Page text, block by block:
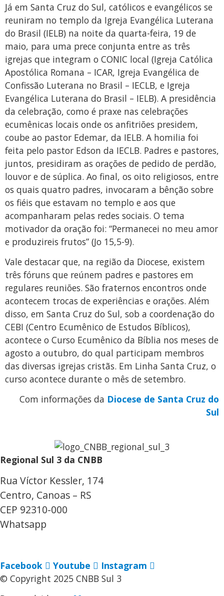
Já em Santa Cruz do Sul, católicos e evangélicos se
reuniram no templo da Igreja Evangélica Luterana
do Brasil (IELB) na noite da quarta-feira, 19 de
maio, para uma prece conjunta entre as três
igrejas que integram o CONIC local (Igreja Católica
Apostólica Romana – ICAR, Igreja Evangélica de
Confissão Luterana no Brasil – IECLB, e Igreja
Evangélica Luterana do Brasil – IELB). A presidência
da celebração, como é praxe nas celebrações
ecumênicas locais onde os anfitriões presidem,
coube ao pastor Edemar, da IELB. A homilia foi
feita pelo pastor Edson da IECLB. Padres e pastores,
juntos, presidiram as orações de pedido de perdão,
louvor e de súplica. Ao final, os oito religiosos, entre
os quais quatro padres, invocaram a bênção sobre
os fiéis que estavam no templo e aos que
acompanharam pelas redes sociais. O tema
motivador da oração foi: “Permanecei no meu amor
e produzireis frutos” (Jo 15,5-9).
Vale destacar que, na região da Diocese, existem
três fóruns que reúnem padres e pastores em
regulares reuniões. São fraternos encontros onde
acontecem trocas de experiências e orações. Além
disso, em Santa Cruz do Sul, sob a coordenação do
CEBI (Centro Ecumênico de Estudos Bíblicos),
acontece o Curso Ecumênico da Bíblia nos meses de
agosto a outubro, do qual participam membros
das diversas igrejas cristãs. Em Linha Santa Cruz, o
curso acontece durante o mês de setembro.
Com informações da Diocese de Santa Cruz do
Sul
Regional Sul 3 da CNBB
Rua Víctor Kessler, 174
Centro, Canoas – RS
CEP 92310-000
Whatsapp
Facebook
Youtube
Instagram
© Copyright 2025 CNBB Sul 3